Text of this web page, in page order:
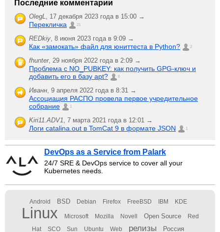
Последние комментарии
OlegL, 17 декабря 2023 года в 15:00 →
Перекличка 21
REDkiy, 8 июня 2023 года в 9:09 →
Как «замокать» файл для юниттеста в Python? 2
fhunter, 29 ноября 2022 года в 2:09 →
Проблема с NO_PUBKEY: как получить GPG-ключ и
добавить его в базу apt?
6
Иванн, 9 апреля 2022 года в 8:31 →
Ассоциация РАСПО провела первое учредительное
собрание
1
Kiri11.ADV1, 7 марта 2021 года в 12:01 →
Логи catalina.out в TomCat 9 в формате JSON 1
DevOps as a Service from Palark
24/7 SRE & DevOps service to cover all your
Kubernetes needs.
Android BSD Debian Firefox FreeBSD IBM KDE
Linux Microsoft Mozilla Novell Open Source Red
Hat SCO Sun Ubuntu Web релизы Россия